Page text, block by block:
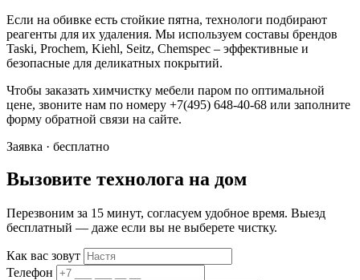
Если на обивке есть стойкие пятна, технологи подбирают
реагенты для их удаления. Мы используем составы брендов
Taski, Prochem, Kiehl, Seitz, Chemspec – эффективные и
безопасные для деликатных покрытий.
Чтобы заказать химчистку мебели паром по оптимальной
цене, звоните нам по номеру +7(495) 648-40-68 или заполните
форму обратной связи на сайте.
Заявка · бесплатно
Вызовите технолога на дом
Перезвоним за 15 минут, согласуем удобное время. Выезд
бесплатный — даже если вы не выберете чистку.
Как вас зовут
Телефон